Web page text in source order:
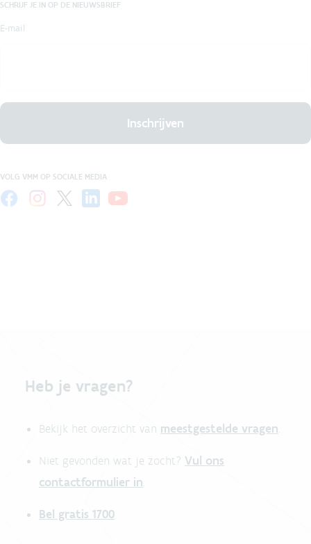
SCHRIJF JE IN OP DE NIEUWSBRIEF
E-mail
Inschrijven
VOLG VMM OP SOCIALE MEDIA
Heb je vragen?
Bekijk het overzicht van meestgestelde vragen.
Niet gevonden wat je zocht? Vul ons
contactformulier in.
Bel gratis 1700